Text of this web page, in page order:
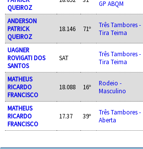
QUEIROZ
GP ABQM
ANDERSON
PATRICK
QUEIROZ
18.146 71º
Três Tambores -
Tira Teima
UAGNER
ROVIGATI DOS
SANTOS
SAT
Três Tambores -
Tira Teima
MATHEUS
RICARDO
FRANCISCO
18.088 16º
Rodeio -
Masculino
MATHEUS
RICARDO
FRANCISCO
17.37 39º
Três Tambores -
Aberta